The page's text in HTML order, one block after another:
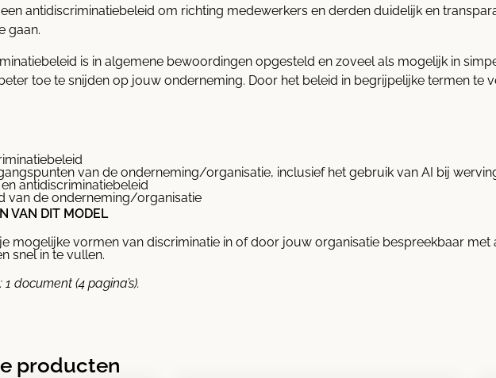
antidiscriminatiebeleid om richting medewerkers en derden duidelijk en
gaan.
is in algemene bewoordingen opgesteld en zoveel als mogelijk in
toe te snijden op jouw onderneming. Door het beleid in begrijpelijke termen te
van de onderneming/organisatie, inclusief het gebruik van AI bij
antidiscriminatiebeleid
van de onderneming/organisatie
VAN DIT MODEL
mogelijke vormen van discriminatie in of door jouw organisatie bespreekbaar
snel in te vullen.
document (4 pagina’s).
producten